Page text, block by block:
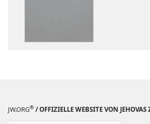
JW.ORG® / OFFIZIELLE WEBSITE VON JEHOVAS